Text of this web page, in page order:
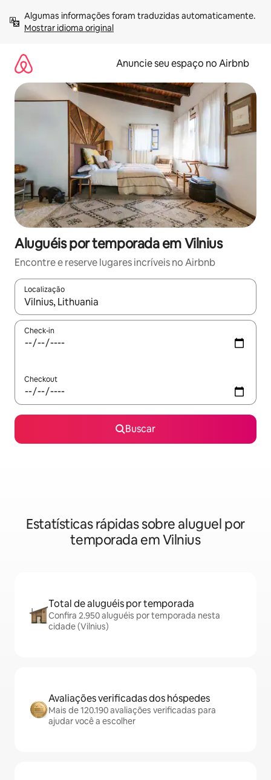
para
Mostrar idioma original
Anuncie seu espaço no Airbnb
Aluguéis por temporada em Vilnius
Encontre e reserve lugares incríveis no Airbnb
Localização
Quando os resultados estiverem disponíveis, explore-os
Check-in
Checkout
Buscar
Estatísticas rápidas sobre aluguel por
temporada em Vilnius
Total de aluguéis por temporada
Confira 2.950 aluguéis por temporada nesta
cidade (Vilnius)
Avaliações verificadas dos hóspedes
Mais de 120.190 avaliações verificadas para
ajudar você a escolher